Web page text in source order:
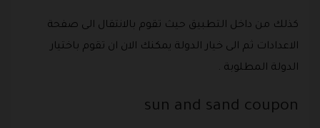
كذلك من داخل التطبيق حيث تقوم بالانتقال الى صفحة
الاعدادات ثم الى خيار الدولة يمكنك الان ان تقوم باختيار
الدولة المطلوبة .
sun and sand coupon